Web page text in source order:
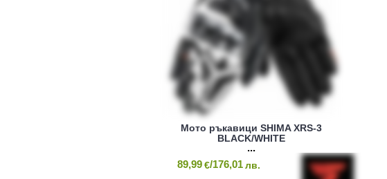
Мото ръкавици SHIMA XRS-3
BLACK/WHITE
89,99 €/176,01 лв.